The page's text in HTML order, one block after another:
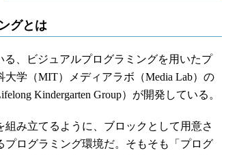
グとは
、ビジュアルプログラミングを用いたプ
学（MIT）メディアラボ（Media Lab）の
Kindergarten Group）が開発している。
み立てるように、ブロックとして用意さ
ログラミング環境だ。そもそも「プログ